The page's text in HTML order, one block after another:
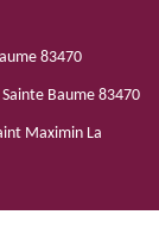
83470
Baume 83470
Maximin La